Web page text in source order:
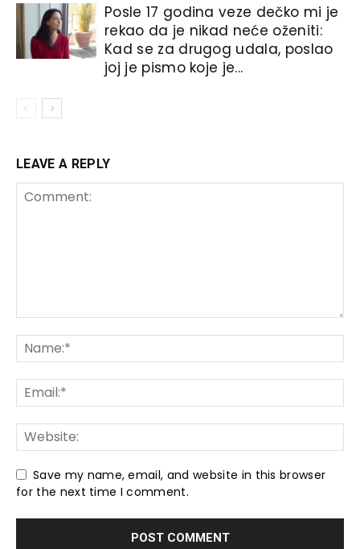
Posle 17 godina veze dečko mi je
rekao da je nikad neće oženiti:
Kad se za drugog udala, poslao
joj je pismo koje je...
LEAVE A REPLY
Save my name, email, and website in this browser
for the next time I comment.